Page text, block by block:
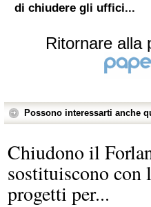
di chiudere gli uffici...
Ritornare alla
Possono interessarti anche
Chiudono il
sostituiscono con
progetti per...